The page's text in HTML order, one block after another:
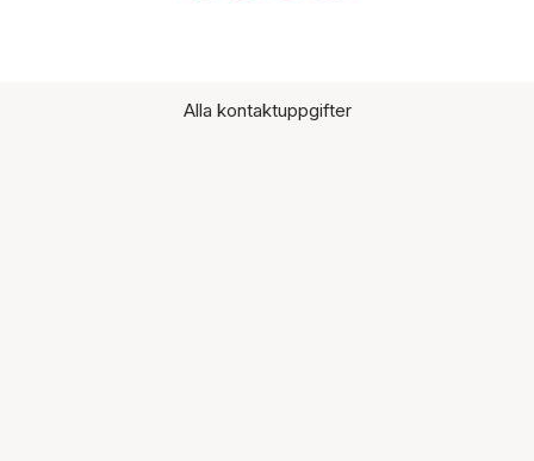
Alla kontaktuppgifter